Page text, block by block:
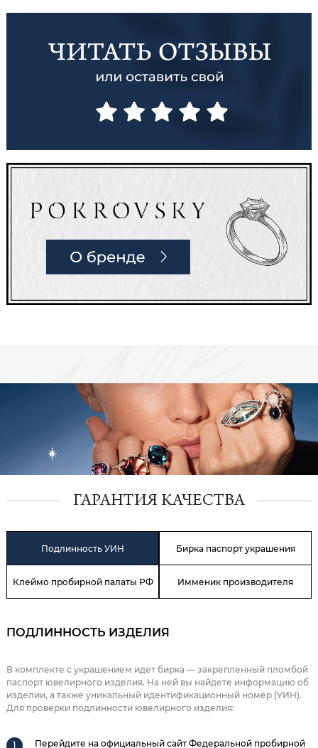
ГАРАНТИЯ КАЧЕСТВА
Подлинность УИН Бирка паспорт украшения
Клеймо пробирной палаты РФ Имменик производителя
ПОДЛИННОСТЬ ИЗДЕЛИЯ
В комплекте с украшением идет бирка — закрепленный пломбой
паспорт ювелирного изделия. На ней вы найдете информацию об
изделии, а также уникальный идентификационный номер (УИН).
Для проверки подлинности ювелирного изделия:
Перейдите на официальный сайт Федеральной пробирной